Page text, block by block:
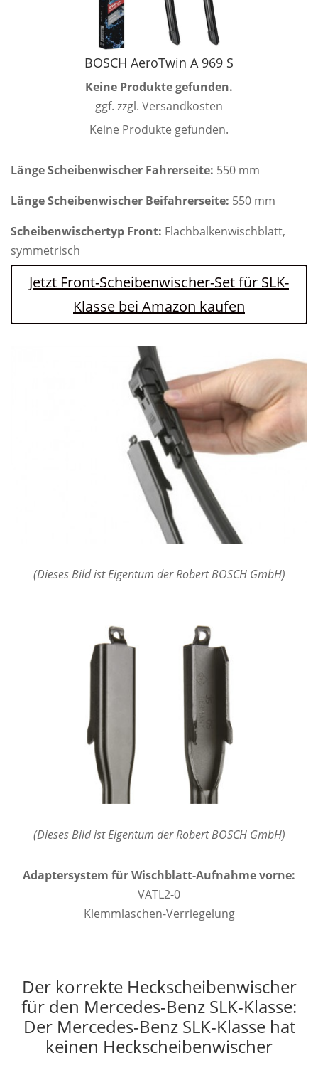
BOSCH AeroTwin A 969 S
Keine Produkte gefunden.
ggf. zzgl. Versandkosten
Keine Produkte gefunden.
Länge Scheibenwischer Fahrerseite: 550 mm
Länge Scheibenwischer Beifahrerseite: 550 mm
Scheibenwischertyp Front: Flachbalkenwischblatt,
symmetrisch
Jetzt Front-Scheibenwischer-Set für SLK-
Klasse bei Amazon kaufen
(Dieses Bild ist Eigentum der Robert BOSCH GmbH)
(Dieses Bild ist Eigentum der Robert BOSCH GmbH)
Adaptersystem für Wischblatt-Aufnahme vorne:
VATL2-0
Klemmlaschen-Verriegelung
Der korrekte Heckscheibenwischer
für den Mercedes-Benz SLK-Klasse:
Der Mercedes-Benz SLK-Klasse hat
keinen Heckscheibenwischer